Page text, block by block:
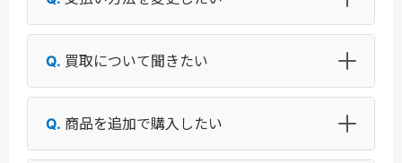
買取について聞きたい
商品を追加で購入したい